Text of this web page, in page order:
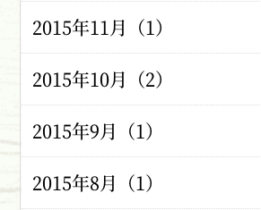
2015年11月（1）
2015年10月（2）
2015年9月（1）
2015年8月（1）